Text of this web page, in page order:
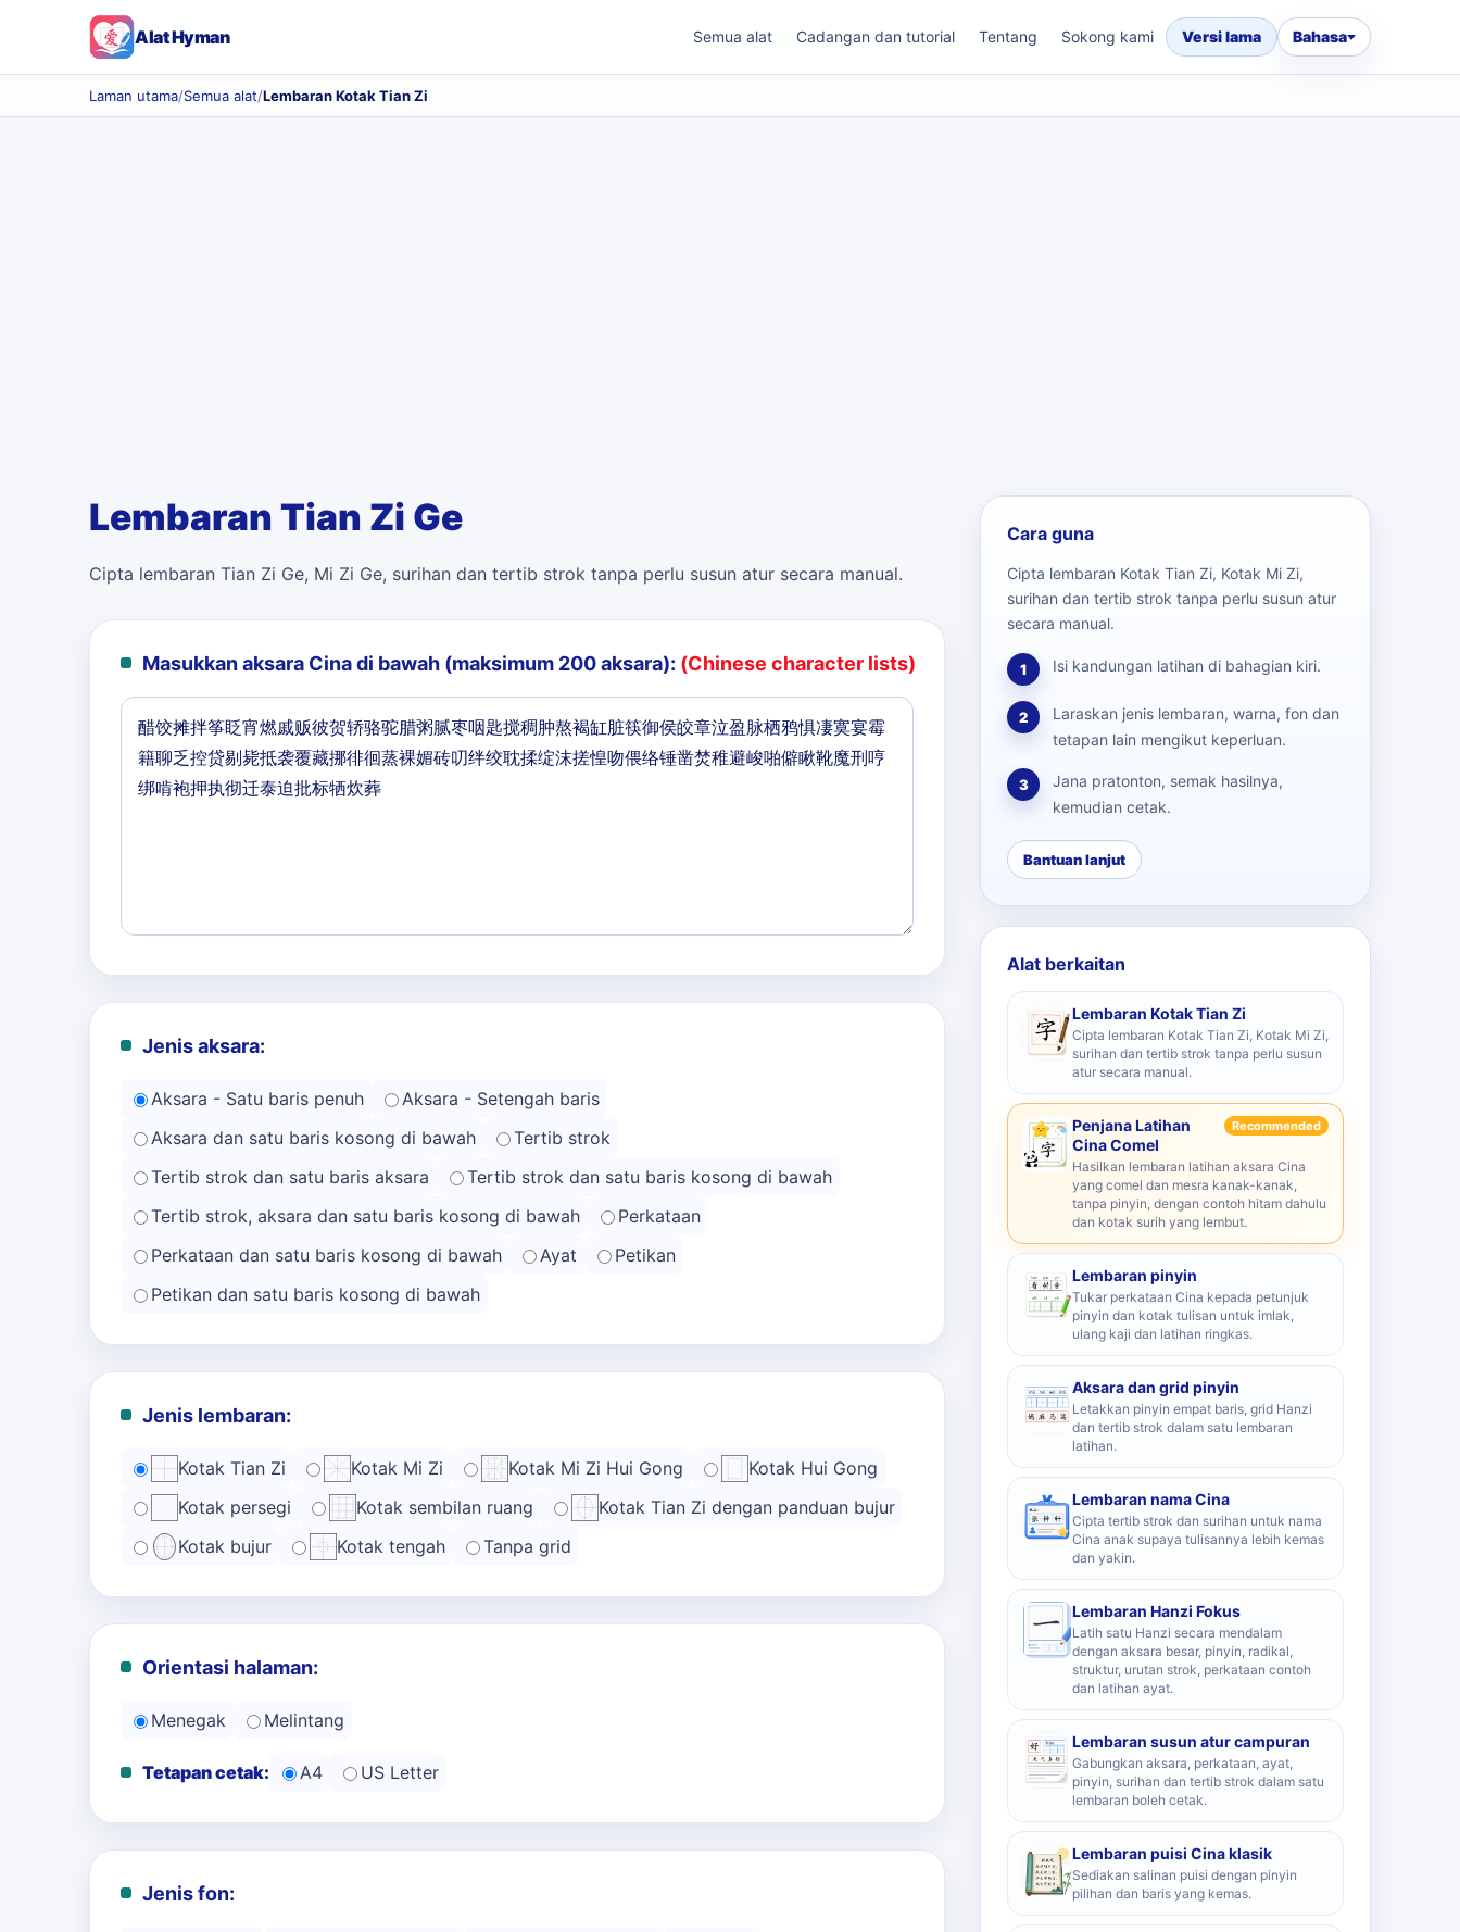
Alat Hyman Semua alat Cadangan dan tutorial Tentang Sokong kami Versi lama Bahasa
Laman utama/Semua alat/Lembaran Kotak Tian Zi
Lembaran Tian Zi Ge
Cipta lembaran Tian Zi Ge, Mi Zi Ge, surihan dan tertib strok tanpa perlu susun atur secara manual.
Masukkan aksara Cina di bawah (maksimum 200 aksara): (Chinese character lists)
Jenis aksara:
Aksara - Satu baris penuh
Aksara - Setengah baris
Aksara dan satu baris kosong di bawah
Tertib strok
Tertib strok dan satu baris aksara
Tertib strok dan satu baris kosong di bawah
Tertib strok, aksara dan satu baris kosong di bawah
Perkataan
Perkataan dan satu baris kosong di bawah
Ayat
Petikan
Petikan dan satu baris kosong di bawah
Jenis lembaran:
Kotak Tian Zi Kotak Mi Zi Kotak Mi Zi Hui Gong
Kotak Hui Gong
Kotak persegi
Kotak sembilan ruang
Kotak Tian Zi dengan panduan bujur
Kotak bujur
Kotak tengah Tanpa grid
Orientasi halaman:
Menegak Melintang
Tetapan cetak: A4 US Letter
Jenis fon:
Cara guna
Cipta lembaran Kotak Tian Zi, Kotak Mi Zi,
surihan dan tertib strok tanpa perlu susun atur
secara manual.
1 Isi kandungan latihan di bahagian kiri.
2
Laraskan jenis lembaran, warna, fon dan
tetapan lain mengikut keperluan.
3
Jana pratonton, semak hasilnya,
kemudian cetak.
Bantuan lanjut
Alat berkaitan
Lembaran Kotak Tian Zi
Cipta lembaran Kotak Tian Zi, Kotak Mi Zi,
surihan dan tertib strok tanpa perlu susun
atur secara manual.
Penjana Latihan
Cina Comel
Recommended
Hasilkan lembaran latihan aksara Cina
yang comel dan mesra kanak-kanak,
tanpa pinyin, dengan contoh hitam dahulu
dan kotak surih yang lembut.
Lembaran pinyin
Tukar perkataan Cina kepada petunjuk
pinyin dan kotak tulisan untuk imlak,
ulang kaji dan latihan ringkas.
Aksara dan grid pinyin
Letakkan pinyin empat baris, grid Hanzi
dan tertib strok dalam satu lembaran
latihan.
Lembaran nama Cina
Cipta tertib strok dan surihan untuk nama
Cina anak supaya tulisannya lebih kemas
dan yakin.
Lembaran Hanzi Fokus
Latih satu Hanzi secara mendalam
dengan aksara besar, pinyin, radikal,
struktur, urutan strok, perkataan contoh
dan latihan ayat.
Lembaran susun atur campuran
Gabungkan aksara, perkataan, ayat,
pinyin, surihan dan tertib strok dalam satu
lembaran boleh cetak.
Lembaran puisi Cina klasik
Sediakan salinan puisi dengan pinyin
pilihan dan baris yang kemas.